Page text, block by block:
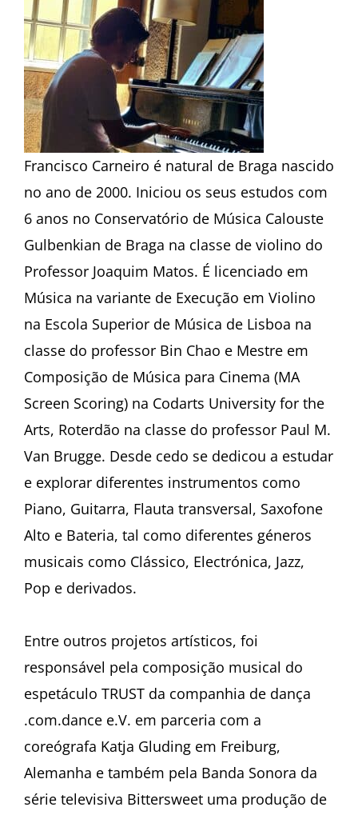
Francisco Carneiro é natural de Braga nascido
no ano de 2000. Iniciou os seus estudos com
6 anos no Conservatório de Música Calouste
Gulbenkian de Braga na classe de violino do
Professor Joaquim Matos. É licenciado em
Música na variante de Execução em Violino
na Escola Superior de Música de Lisboa na
classe do professor Bin Chao e Mestre em
Composição de Música para Cinema (MA
Screen Scoring) na Codarts University for the
Arts, Roterdão na classe do professor Paul M.
Van Brugge. Desde cedo se dedicou a estudar
e explorar diferentes instrumentos como
Piano, Guitarra, Flauta transversal, Saxofone
Alto e Bateria, tal como diferentes géneros
musicais como Clássico, Electrónica, Jazz,
Pop e derivados.
Entre outros projetos artísticos, foi
responsável pela composição musical do
espetáculo TRUST da companhia de dança
.com.dance e.V. em parceria com a
coreógrafa Katja Gluding em Freiburg,
Alemanha e também pela Banda Sonora da
série televisiva Bittersweet uma produção de